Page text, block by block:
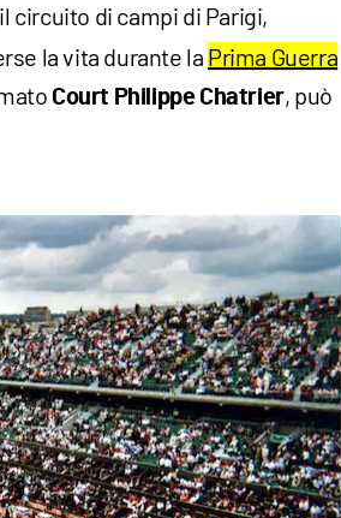
circuito di campi di Parigi,
la vita durante la Prima Guerra
Court Philippe Chatrier, può